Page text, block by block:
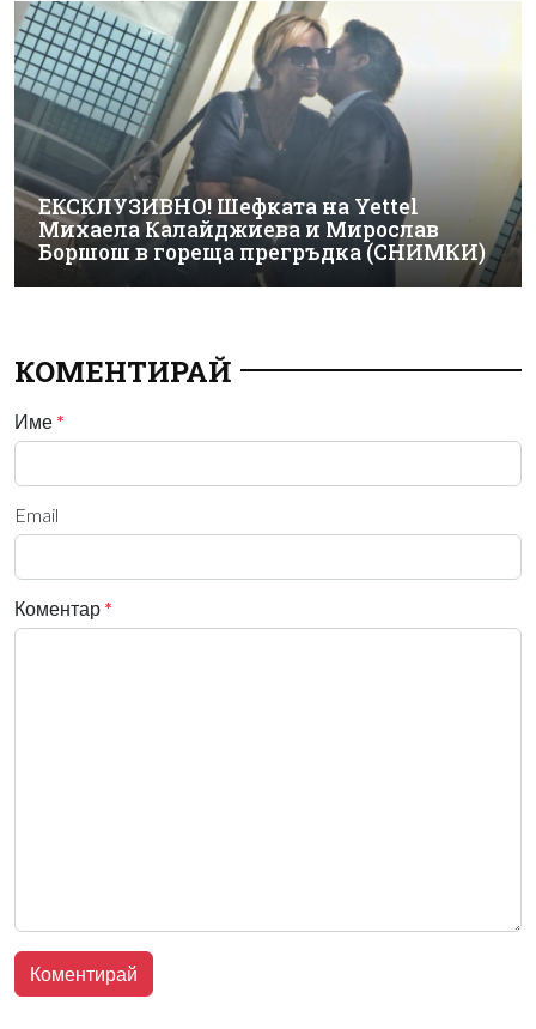
ЕКСКЛУЗИВНО! Шефката на Yettel
Михаела Калайджиева и Мирослав
Боршош в гореща прегръдка (СНИМКИ)
КОМЕНТИРАЙ
Име *
Email
Коментар *